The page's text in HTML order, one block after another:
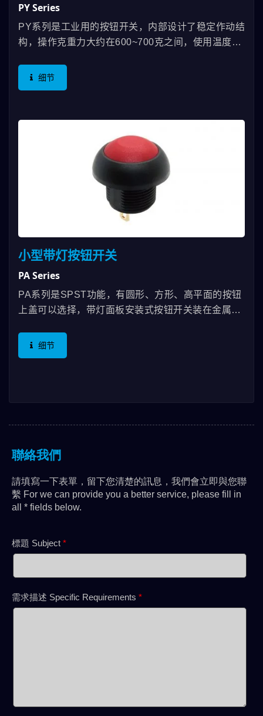
PY Series
PY系列是工业用的按钮开关，内部设计了稳定作动结
构，操作克重力大约在600~700克之间，使用温度在
圈，适合工具机操作环境使用，不会出现开关行程卡
住的问题。您可能会在某个工程载具的遥控器上看到
的功能按钮，正是因为德利威的PY系列的特性，短行
程与防误触的克重及确实导通讯号的结构。适用于工
细节
小型带灯按钮开关
PA Series
PA系列是SPST功能，有圆形、方形、高平面的按钮
上盖可以选择，带灯面板安装式按钮开关装在金属压
用性却又不牺牲风格的需求者而设计，并有多种颜色
上盖可选择。 PA系列带灯按钮开关采用螺纹面板安
放、家用电器、地板护理设备、医疗设备和家电市场
细节